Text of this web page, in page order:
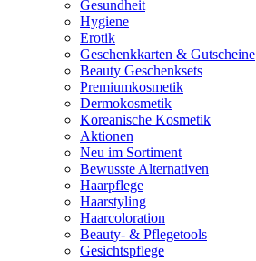
Gesundheit
Hygiene
Erotik
Geschenkkarten & Gutscheine
Beauty Geschenksets
Premiumkosmetik
Dermokosmetik
Koreanische Kosmetik
Aktionen
Neu im Sortiment
Bewusste Alternativen
Haarpflege
Haarstyling
Haarcoloration
Beauty- & Pflegetools
Gesichtspflege